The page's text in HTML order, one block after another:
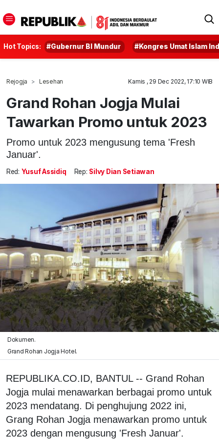
Hot Topics: #Gubernur BI Mundur #Kongres Umat Islam
Rejogja Lesehan Kamis , 29 Dec 2022, 17:10 WIB
Grand Rohan Jogja Mulai
Tawarkan Promo untuk 2023
Promo untuk 2023 mengusung tema 'Fresh
Januar'.
Red: Yusuf Assidiq Rep: Silvy Dian Setiawan
Dokumen.
Grand Rohan Jogja Hotel.
REPUBLIKA.CO.ID, BANTUL -- Grand Rohan
Jogja mulai menawarkan berbagai promo untuk
2023 mendatang. Di penghujung 2022 ini,
Grang Rohan Jogja menawarkan promo untuk
2023 dengan mengusung 'Fresh Januar'.